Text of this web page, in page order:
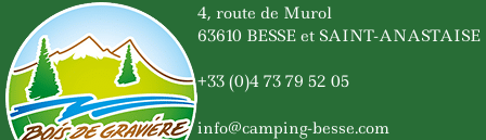
4, route de Murol
63610 BESSE et SAINT-ANASTAISE
+33 (0)4 73 79 52 05
info@camping-besse.com